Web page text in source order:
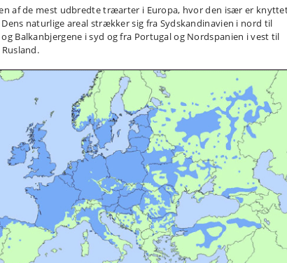
af de mest udbredte træ­arter i Europa, hvor den især er
naturlige areal strækker sig fra Sydskandinavien i nord til
Balkanbjergene i syd og fra Portugal og Nordspanien i vest til